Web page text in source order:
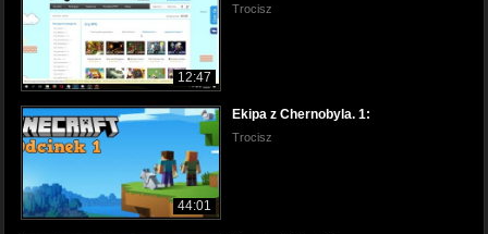
12:47
Trocisz
44:01
Ekipa z Chernobyla. 1:
Trocisz